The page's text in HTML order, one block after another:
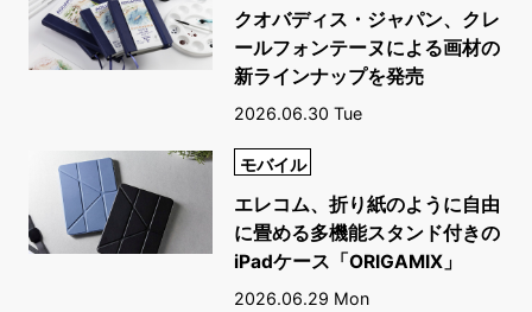
クオバディス・ジャパン、クレ
ールフォンテーヌによる画材の
新ラインナップを発売
2026.06.30 Tue
モバイル
エレコム、折り紙のように自由
に畳める多機能スタンド付きの
iPadケース「ORIGAMIX」
2026.06.29 Mon